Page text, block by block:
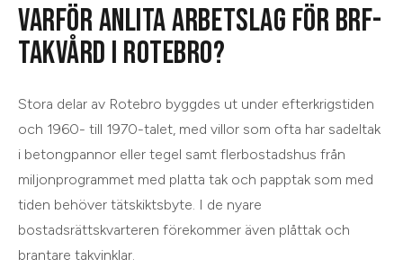
VARFÖR ANLITA ARBETSLAG FÖRBRF-
TAKVÅRD I ROTEBRO?
Stora delar av Rotebro byggdes ut under efterkrigstiden
och 1960- till 1970-talet, med villor som ofta har sadeltak
i betongpannor eller tegel samt flerbostadshus från
miljonprogrammet med platta tak och papptak som med
tiden behöver tätskiktsbyte. I de nyare
bostadsrättskvarteren förekommer även plåttak och
brantare takvinklar.